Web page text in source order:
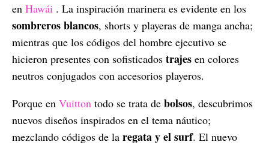
en Hawái . La inspiración marinera es evidente en los
sombreros blancos, shorts y playeras de manga ancha;
mientras que los códigos del hombre ejecutivo se
hicieron presentes con sofisticados trajes en colores
neutros conjugados con accesorios playeros.
Porque en Vuitton todo se trata de bolsos, descubrimos
nuevos diseños inspirados en el tema náutico;
mezclando códigos de la regata y el surf. El nuevo